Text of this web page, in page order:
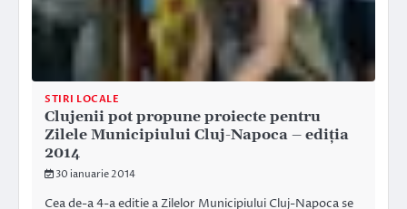
STIRI LOCALE
Clujenii pot propune proiecte pentru
Zilele Municipiului Cluj-Napoca – ediţia
2014
30 ianuarie 2014
Cea de-a 4-a editie a Zilelor Municipiului Cluj-Napoca se